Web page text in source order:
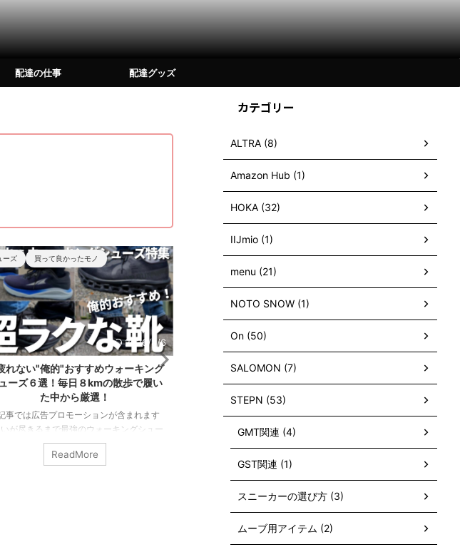
配達の仕事 配達グッズ
On シューズ 買って良かったモノ
2026/8/3
実際にOnシューズを普段履きした中
の"俺的"おすすめランキング５選を紹介
する！
※当記事には広告プロモーションが含まれます
これまでメルカリで売ったシューズも込みで12
足のOnシューズを普段履きした。 せっかくな
ので価格、快適性、デザイン性と管理人の好
ReadMore
レビュー 買って良かったモノ
俺的おすすめのウォーキング必須アイテ
ム４選を紹介！※ランニングで使っても
※当記事には広告プロモーションが含まれます
ここ3年ほど8kmのウォーキングを毎日続けて
成したので本記事でまとめる。 快適に長い時間
歩けて熱中症も対策 するための装備なのでぜひ
必須アイテムは快適性と体調に影響する！ とい
うことで、ここ3年でウォーキングを毎日続け
てみた経験から、快適に歩けて体調を崩さない
ことを意識した装備を選ぶポイントをまとめよ
カテゴリー
ALTRA (8)
Amazon Hub (1)
HOKA (32)
IIJmio (1)
menu (21)
NOTO SNOW (1)
On (50)
SALOMON (7)
STEPN (53)
GMT関連 (4)
GST関連 (1)
スニーカーの選び方 (3)
ムーブ用アイテム (2)